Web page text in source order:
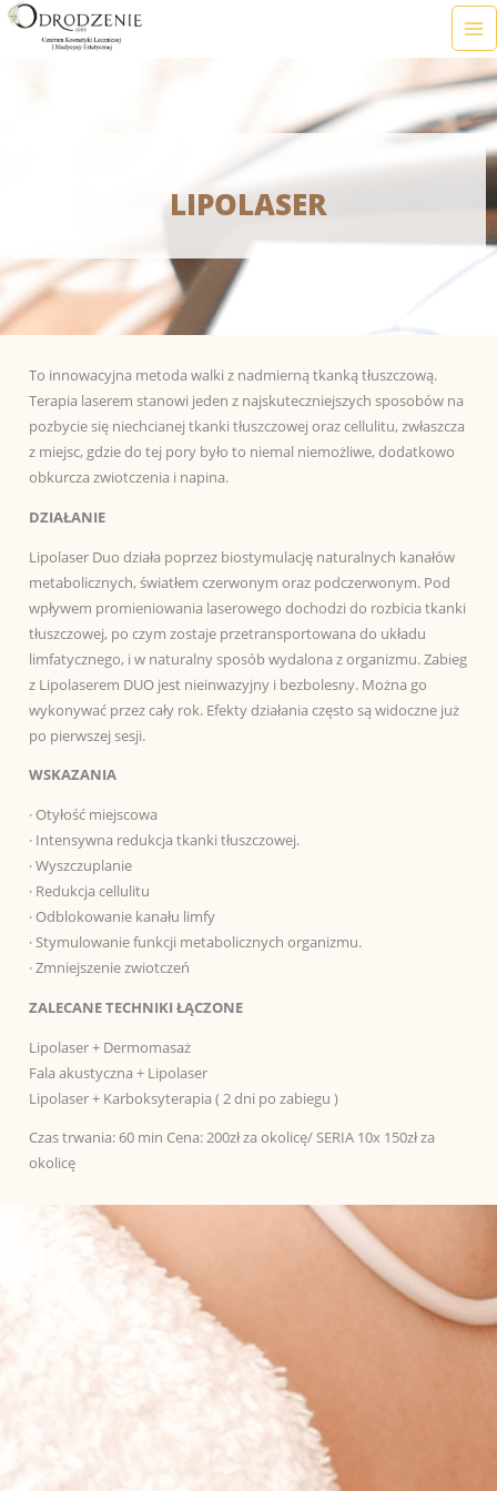
Przejdź
LIPOLASER
To innowacyjna metoda walki z nadmierną tkanką tłuszczową.
Terapia laserem stanowi jeden z najskuteczniejszych sposobów na
pozbycie się niechcianej tkanki tłuszczowej oraz cellulitu, zwłaszcza
z miejsc, gdzie do tej pory było to niemal niemożliwe, dodatkowo
obkurcza zwiotczenia i napina.
DZIAŁANIE
Lipolaser Duo działa poprzez biostymulację naturalnych kanałów
metabolicznych, światłem czerwonym oraz podczerwonym. Pod
wpływem promieniowania laserowego dochodzi do rozbicia tkanki
tłuszczowej, po czym zostaje przetransportowana do układu
limfatycznego, i w naturalny sposób wydalona z organizmu. Zabieg
z Lipolaserem DUO jest nieinwazyjny i bezbolesny. Można go
wykonywać przez cały rok. Efekty działania często są widoczne już
po pierwszej sesji.
WSKAZANIA
· Otyłość miejscowa
· Intensywna redukcja tkanki tłuszczowej.
· Wyszczuplanie
· Redukcja cellulitu
· Odblokowanie kanału limfy
· Stymulowanie funkcji metabolicznych organizmu.
· Zmniejszenie zwiotczeń
ZALECANE TECHNIKI ŁĄCZONE
Lipolaser + Dermomasaż
Fala akustyczna + Lipolaser
Lipolaser + Karboksyterapia ( 2 dni po zabiegu )
Czas trwania: 60 min Cena: 200zł za okolicę/ SERIA 10x 150zł za
okolicę